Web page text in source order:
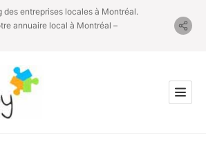
des entreprises locales à Montréal.
annuaire local à Montréal –